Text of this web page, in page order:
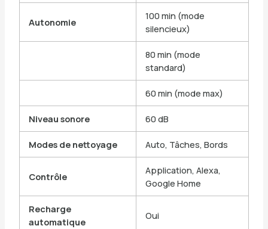
Autonomie
100 min (mode
silencieux)
80 min (mode
standard)
60 min (mode max)
Niveau sonore 60 dB
Modes de nettoyage Auto, Tâches, Bords
Contrôle
Application, Alexa,
Google Home
Recharge
automatique
Oui